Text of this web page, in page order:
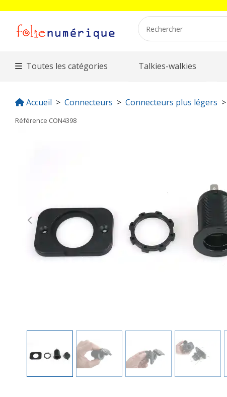
Toutes les catégories Talkies-walkies
Accueil Connecteurs Connecteurs plus légers
Référence CON4398
Previous